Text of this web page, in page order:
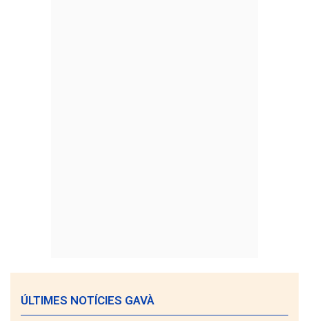
ÚLTIMES NOTÍCIES GAVÀ